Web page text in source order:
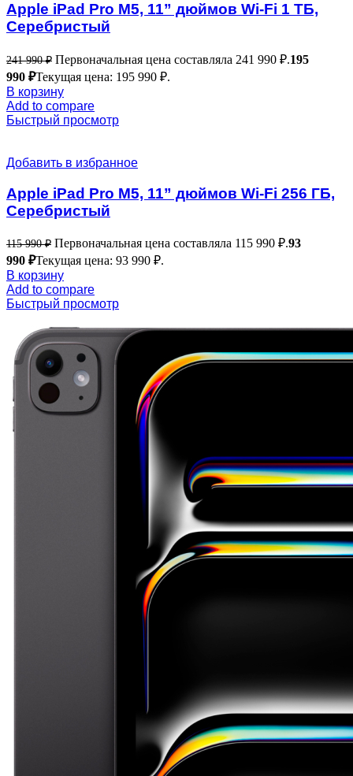
Apple iPad Pro M5, 11” дюймов Wi-Fi 1 ТБ,
Серебристый
241 990₽ Первоначальная цена составляла 241 990 ₽.195
990 ₽Текущая цена: 195 990 ₽.
В корзину
Add to compare
Быстрый просмотр
Добавить в избранное
Apple iPad Pro M5, 11” дюймов Wi-Fi 256 ГБ,
Серебристый
115 990₽ Первоначальная цена составляла 115 990 ₽.93
990 ₽Текущая цена: 93 990 ₽.
В корзину
Add to compare
Быстрый просмотр